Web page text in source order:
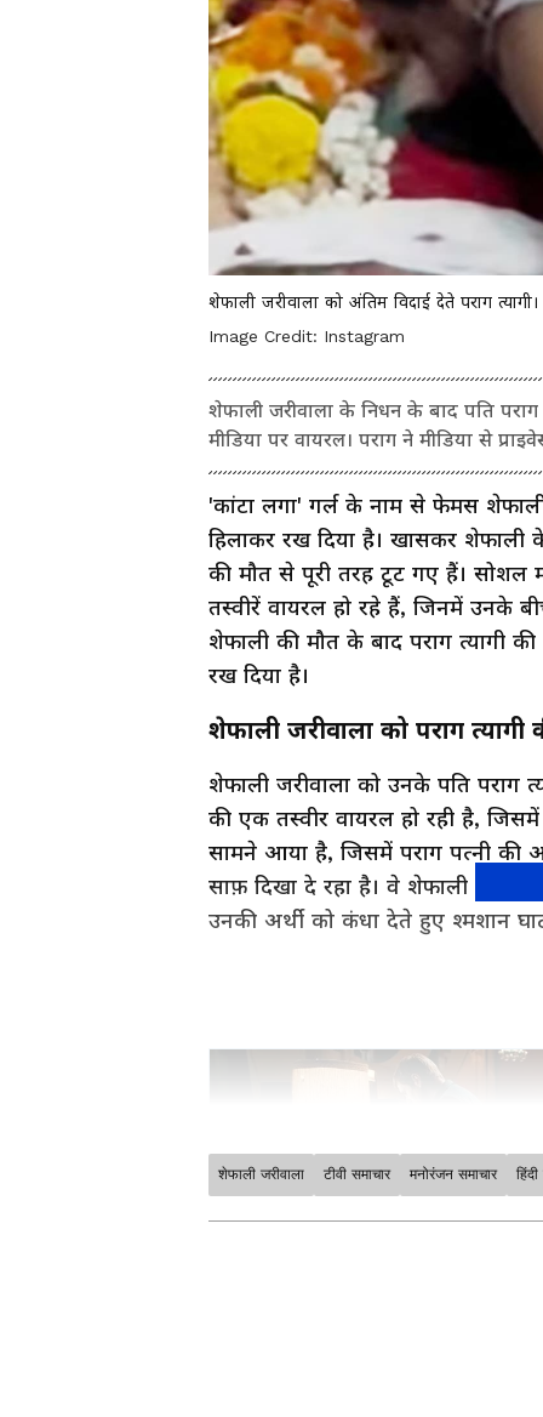
शेफाली जरीवाला को अंतिम विदाई देते पराग त्यागी।
Image Credit: Instagram
शेफाली जरीवाला के निधन के बाद पति
मीडिया पर वायरल। पराग ने मीडिया से
'कांटा लगा' गर्ल के नाम से फेमस
हिलाकर रख दिया है। खासकर शेफाली
की मौत से पूरी तरह टूट गए हैं। सोशल
तस्वीरें वायरल हो रहे हैं, जिनमें उनके
शेफाली की मौत के बाद पराग त्यागी
रख दिया है।
शेफाली जरीवाला को पराग त्यागी
शेफाली जरीवाला को उनके पति पराग
की एक तस्वीर वायरल हो रही है,
सामने आया है, जिसमें पराग पत्नी की
साफ़ दिखा दे रहा है। वे शेफाली के
उनकी अर्थी को कंधा देते हुए श्मशान
मनोरंजन जगत की सबसे खास खबरें अब
शेफाली जरीवाला टीवी समाचार मनोरंजन समाचार